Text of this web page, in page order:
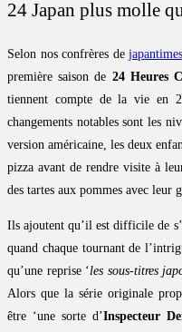
24 Japan plus molle
Selon nos confrères dejapantimes
première saison de 24 Heures
tiennent compte de la vie en
changements notables sont les
version américaine, les deux
pizza avant de rendre visite à
des tartes aux pommes avec leur
Ils ajoutent qu’il est difficile de
quand chaque tournant de
qu’une reprise ‘les sous-titres
Alors que la série originale
être ‘une sorte d’Inspecteur